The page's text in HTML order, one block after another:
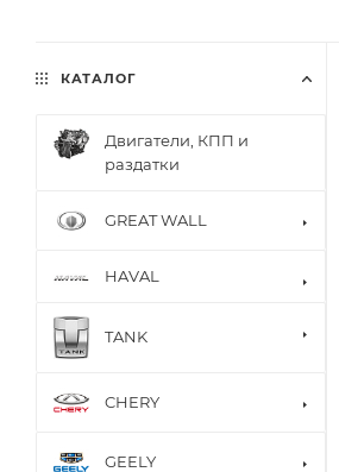
КАТАЛОГ
Двигатели, КПП и
раздатки
GREAT WALL
HAVAL
TANK
CHERY
GEELY